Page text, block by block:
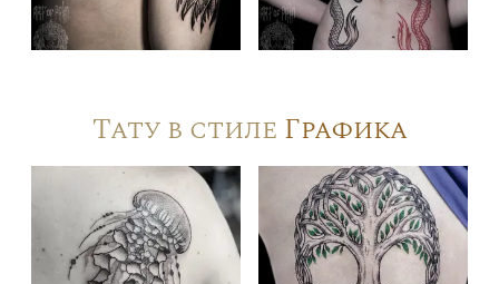
Тату в стиле Графика